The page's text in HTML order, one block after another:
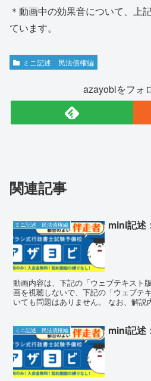
＊動画中の効果音について、上
ています。
ミニ記述 民法債権編
azayobiをフォ
関連記事
ミニ記述 民法債権編 mini記述
動画内容は、下記の「ウェブテキスト
画を視聴しないで、下記の「ウェブテ
いても問題はありません。 なお、解説
ミニ記述 民法債権編 mini記述